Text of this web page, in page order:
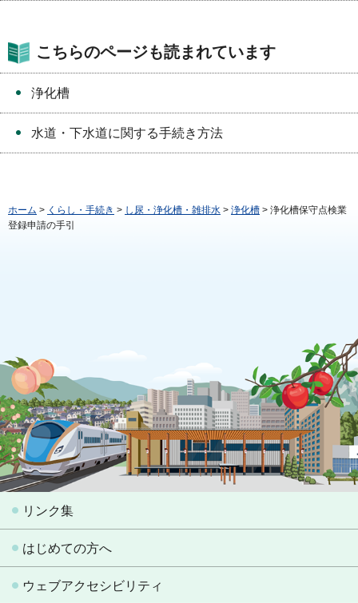
こちらのページも読まれています
浄化槽
水道・下水道に関する手続き方法
ホーム > くらし・手続き > し尿・浄化槽・雑排水 > 浄化槽 > 浄化槽保守点検業
登録申請の手引
リンク集
はじめての方へ
ウェブアクセシビリティ